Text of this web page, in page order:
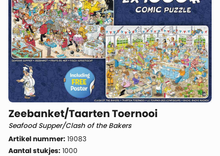
Zeebanket/Taarten Toernooi
Seafood Supper/Clash of the Bakers
Artikel nummer: 19083
Aantal stukjes: 1000